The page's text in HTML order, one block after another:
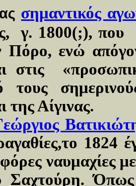
σημαντικός
γ. 1800(;),
Πόρο, ενώ
στις
τους
της Αίγινας.
1824
ναυμαχίες
Όπως